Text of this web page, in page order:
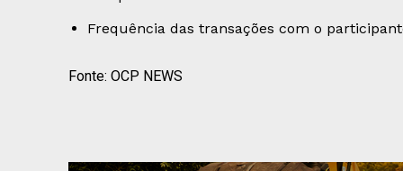
Frequência das transações com o
Fonte: OCP NEWS